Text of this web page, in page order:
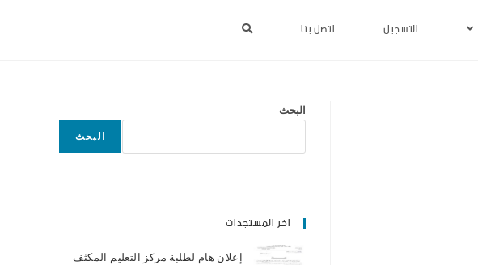
التسجيل اتصل بنا
البحث
البحث
اخر المستجدات
إعلان هام لطلبة مركز التعليم المكثف